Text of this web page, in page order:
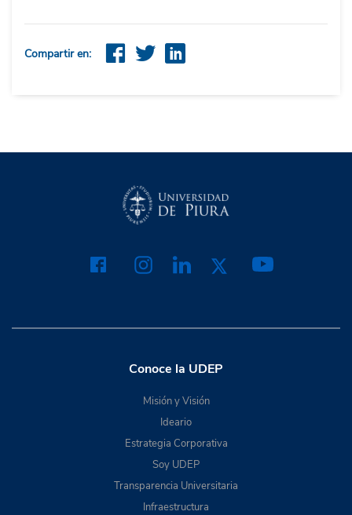
Compartir en:
Conoce la UDEP
Misión y Visión
Ideario
Estrategia Corporativa
Soy UDEP
Transparencia Universitaria
Infraestructura